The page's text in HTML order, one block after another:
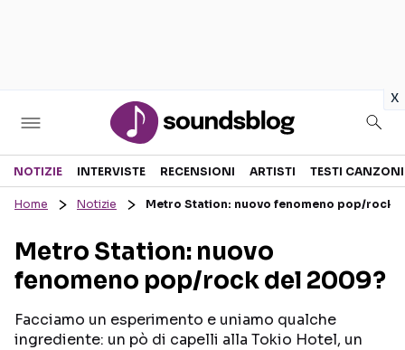
x
Sezioni
RECENSIONI MUSICALI
INTERVISTE
GOSSIP E CURIOSITÀ
TESTI CANZONI
TOUR ED EVENTI
TALENT SHOW
NOTIZIE INTERVISTE RECENSIONI ARTISTI TESTI CANZONI
Home Notizie Metro Station: nuovo fenomeno pop/rock
Metro Station: nuovo
fenomeno pop/rock del 2009?
Facciamo un esperimento e uniamo qualche
ingrediente: un pò di capelli alla Tokio Hotel, un